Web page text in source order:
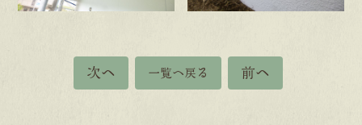
次へ 一覧へ戻る 前へ